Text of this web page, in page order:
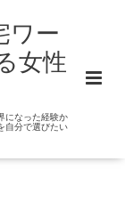
ワー
女性
になった経験か
自分で選びたい